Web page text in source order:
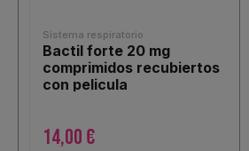
Sistema respiratorio
Bactil forte 20 mg
comprimidos recubiertos
con pelicula
14,00 €